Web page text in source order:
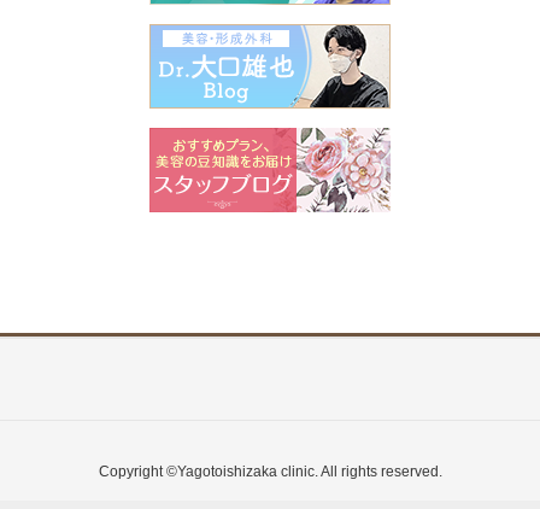
Copyright ©Yagotoishizaka clinic. All rights reserved.